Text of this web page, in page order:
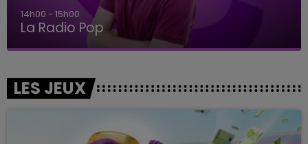
15h00 - 19h00
Le Club Champagne FM
LES JEUX